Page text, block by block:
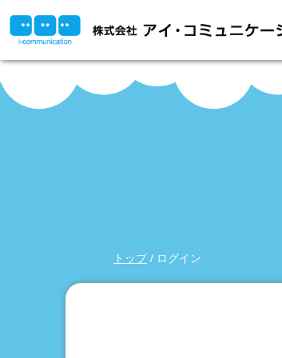
現
在
トップ/ ログイン